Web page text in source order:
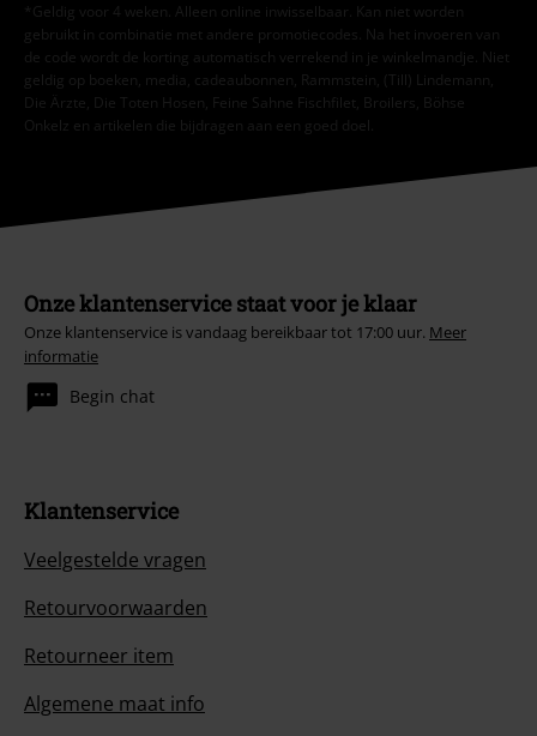
*Geldig voor 4 weken. Alleen online inwisselbaar. Kan niet worden
gebruikt in combinatie met andere promotiecodes. Na het invoeren van
de code wordt de korting automatisch verrekend in je winkelmandje. Niet
geldig op boeken, media, cadeaubonnen, Rammstein, (Till) Lindemann,
Die Ärzte, Die Toten Hosen, Feine Sahne Fischfilet, Broilers, Böhse
Onkelz en artikelen die bijdragen aan een goed doel.
Onze klantenservice staat voor je klaar
Onze klantenservice is vandaag bereikbaar tot 17:00 uur. Meer
informatie
Begin chat
Klantenservice
Veelgestelde vragen
Retourvoorwaarden
Retourneer item
Algemene maat info